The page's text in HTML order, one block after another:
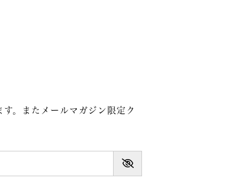
。またメールマガジン限定ク